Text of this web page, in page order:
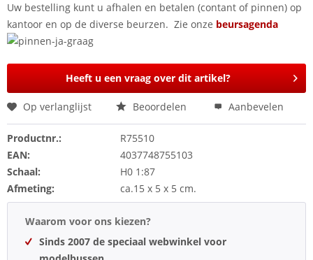
Uw bestelling kunt u afhalen en betalen (contant of pinnen) op
kantoor en op de diverse beurzen. Zie onze beursagenda
Heeft u een vraag over dit artikel?
Op verlanglijst Beoordelen Aanbevelen
Productnr.:
R75510
EAN:
4037748755103
Schaal:
H0 1:87
Afmeting:
ca.15 x 5 x 5 cm.
Waarom voor ons kiezen?
Sinds 2007 de speciaal webwinkel voor